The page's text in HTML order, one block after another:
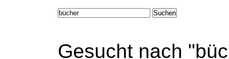
Suchen
Gesucht nach